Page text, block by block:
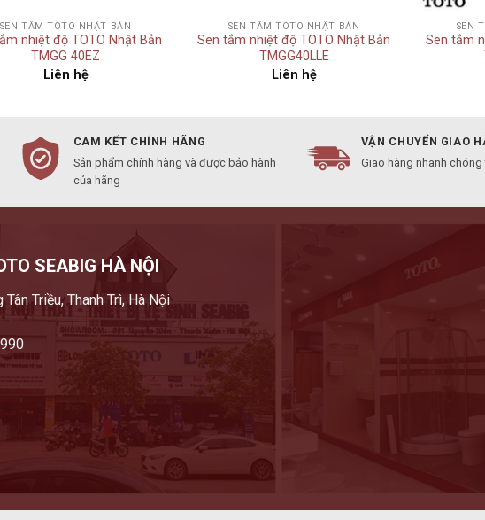
SEN TẮM TOTO NHẬT BẢN
nhiệt độ TOTO Nhật Bản
TMGG 40EZ
Liên hệ
SEN TẮM TOTO NHẬT BẢN
Sen tắm nhiệt độ TOTO Nhật Bản
TMGG40LLE
Liên hệ
SEN
Sen tắm
CAM KẾT CHÍNH HÃNG
Sản phẩm chính hàng và được bảo hành
của hãng
VẬN CHUYỂN GIAO
Giao hàng nhanh chóng
SEABIG HÀ NỘI
Triều, Thanh Trì, Hà Nội